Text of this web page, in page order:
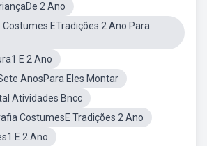
2 Ano
ETradições 2 Ano Para
E 2 Ano
AnosPara Eles Montar
Atividades Bncc
CostumesE Tradições 2 Ano
E 2 Ano